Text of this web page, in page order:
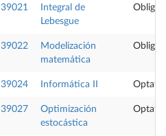
39021
Integral de
Lebesgue
39022
Modelización
matemática
39024 Informática II
39027
Optimización
estocástica